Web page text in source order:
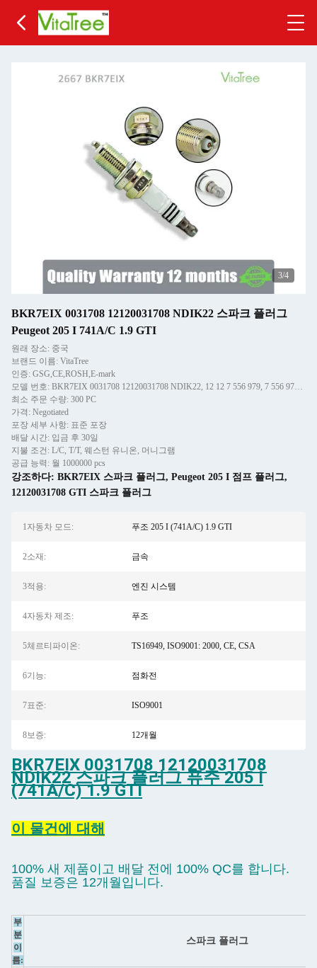
4/4
BKR7EIX 0031708 12120031708 NDIK22 스파크 플러그
Peugeot 205 I 741A/C 1.9 GTI
원래 장소: 중국
브랜드 이름: VitaTree
인증: GSG,CE,ROSH,E-mark
모델 번호: BKR7EIX 0031708 12120031708 NDIK22, 12 12 7 556 979, 7 556 979, 99906-910X9030, NDIK22A, 7571564 757
최소 주문 수량: 300 PC
가격: Negotiated
포장 세부 사항: 표준 포장
배달 시간: 입금 후 30일
지불 조건: L/C, T/T, 웨스턴 유니온, 머니그램
공급 능력: 월 1000000 pcs
강조하다: BKR7EIX 스파크 플러그, Peugeot 205 I 점프 플러그,
12120031708 GTI 스파크 플러그
1자동차 모드: 푸조 205 I (741A/C) 1.9 GTI
2소재: 금속
3적용: 엔진 시스템
4자동차 제조: 푸조
5체르티파이온: TS16949, ISO9001: 2000, CE, CSA
6기능: 점화전
7표준: ISO9001
8보증: 12개월
BKR7EIX 0031708 12120031708
NDIK22 스파크 플러그 퓨주 205 I
(741A/C) 1.9 GTI
이 물건에 대해
100% 새 제품이고 배달 전에 100% QC를 합니다.
품질 보증은 12개월입니다.
부
분
이
름:
스파크 플러그